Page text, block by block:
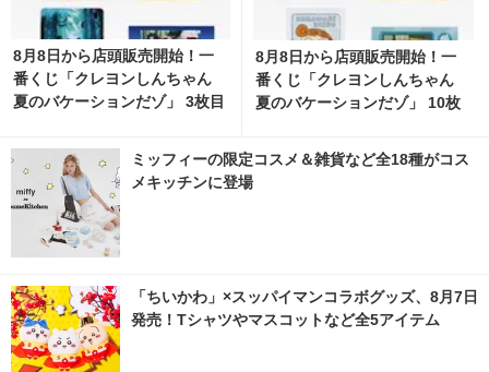
8月8日から店頭販売開始！一
番くじ「クレヨンしんちゃん
夏のバケーションだゾ」 3枚目
t
8月8日から店頭販売開始！一
番くじ「クレヨンしんちゃん
夏のバケーションだゾ」 10枚
ミッフィーの限定コスメ＆雑貨など全18種がコス
メキッチンに登場
「ちいかわ」×スッパイマンコラボグッズ、8月7日
発売！Tシャツやマスコットなど全5アイテム